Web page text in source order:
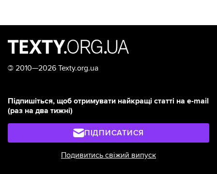
© 2010—2026 Texty.org.ua
Підпишіться, щоб отримувати найкращі статті на e-mail
(раз на два тижні)
ПІДПИСАТИСЯ
Подивитись свіжий випуск